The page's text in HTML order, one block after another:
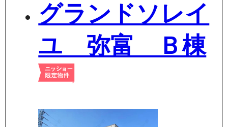
グランドソレイ
ユ 弥富 Ｂ棟